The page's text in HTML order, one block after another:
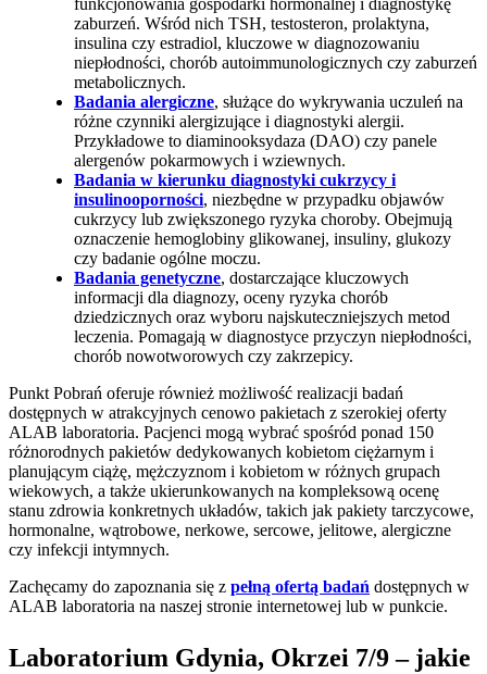
funkcjonowania gospodarki hormonalnej i diagnostykę
zaburzeń. Wśród nich TSH, testosteron, prolaktyna,
insulina czy estradiol, kluczowe w diagnozowaniu
niepłodności, chorób autoimmunologicznych czy zaburzeń
metabolicznych.
Badania alergiczne, służące do wykrywania uczuleń na
różne czynniki alergizujące i diagnostyki alergii.
Przykładowe to diaminooksydaza (DAO) czy panele
alergenów pokarmowych i wziewnych.
Badania w kierunku diagnostyki cukrzycy i
insulinooporności, niezbędne w przypadku objawów
cukrzycy lub zwiększonego ryzyka choroby. Obejmują
oznaczenie hemoglobiny glikowanej, insuliny, glukozy
czy badanie ogólne moczu.
Badania genetyczne, dostarczające kluczowych
informacji dla diagnozy, oceny ryzyka chorób
dziedzicznych oraz wyboru najskuteczniejszych metod
leczenia. Pomagają w diagnostyce przyczyn niepłodności,
chorób nowotworowych czy zakrzepicy.
Punkt Pobrań oferuje również możliwość realizacji badań
dostępnych w atrakcyjnych cenowo pakietach z szerokiej oferty
ALAB laboratoria. Pacjenci mogą wybrać spośród ponad 150
różnorodnych pakietów dedykowanych kobietom ciężarnym i
planującym ciążę, mężczyznom i kobietom w różnych grupach
wiekowych, a także ukierunkowanych na kompleksową ocenę
stanu zdrowia konkretnych układów, takich jak pakiety tarczycowe,
hormonalne, wątrobowe, nerkowe, sercowe, jelitowe, alergiczne
czy infekcji intymnych.
Zachęcamy do zapoznania się z pełną ofertą badań dostępnych w
ALAB laboratoria na naszej stronie internetowej lub w punkcie.
Laboratorium Gdynia, Okrzei 7/9 – jakie